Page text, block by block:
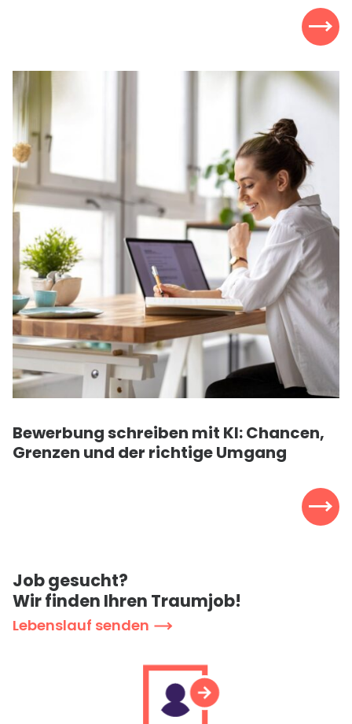
Bewerbung schreiben mit KI: Chancen,
Grenzen und der richtige Umgang
Jobgesucht?
Wirfinden Ihren Traumjob!
Lebenslauf senden